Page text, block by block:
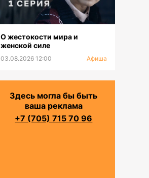
О жестокости мира и
женской силе
03.08.2026 12:00 Афиша
Здесь могла бы быть
ваша реклама
+7 (705) 715 70 96